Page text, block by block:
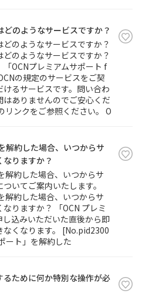
どのようなサービスですか？
どのようなサービスですか？
どのようなサービスですか？
「OCNプレミアムサポート f
の規定のサービスをご契
るサービスです。問い合わ
ありませんのでご安心くだ
リンクをご参照ください。 O
解約した場合、いつからサ
りますか？
解約した場合、いつからサ
いてご案内いたします。
解約した場合、いつからサ
りますか？ 「OCN プレミ
込みいただいた直後から即
くなります。 [No.pid2300
ート」を解約した
るために何か特別な操作が必